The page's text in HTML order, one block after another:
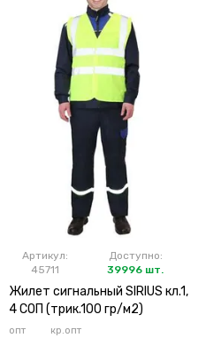
Артикул:
45711
Доступно:
39996 шт.
Жилет сигнальный SIRIUS кл.1,
4 СОП (трик.100 гр/м2)
лимонный
опт кр.опт